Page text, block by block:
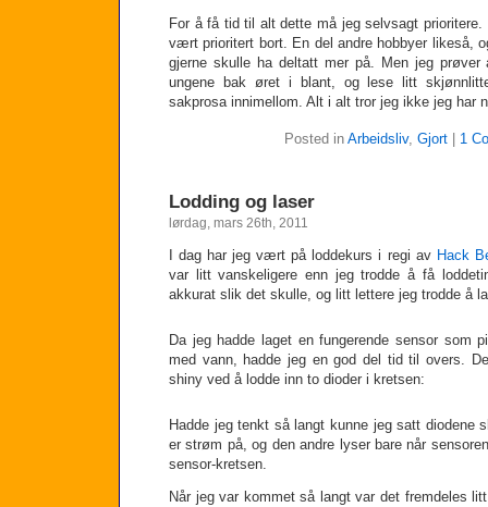
For å få tid til alt dette må jeg selvsagt prioritere.
vært prioritert bort. En del andre hobbyer likeså,
gjerne skulle ha deltatt mer på. Men jeg
ungene bak øret i blant, og lese litt
sakprosa innimellom. Alt i alt tror jeg ikke jeg har
Posted in Arbeidsliv, Gjort| 1
Lodding og laser
lørdag, mars 26th, 2011
I dag har jeg vært på loddekurs i regi av Hack
var litt vanskeligere enn jeg trodde å få
akkurat slik det skulle, og litt lettere jeg trodde å
Da jeg hadde laget en fungerende sensor som
med vann, hadde jeg en god del tid til overs.
shiny ved å lodde inn to dioder i kretsen:
Hadde jeg tenkt så langt kunne jeg satt diodene
er strøm på, og den andre lyser bare når
sensor-kretsen.
Når jeg var kommet så langt var det fremdeles